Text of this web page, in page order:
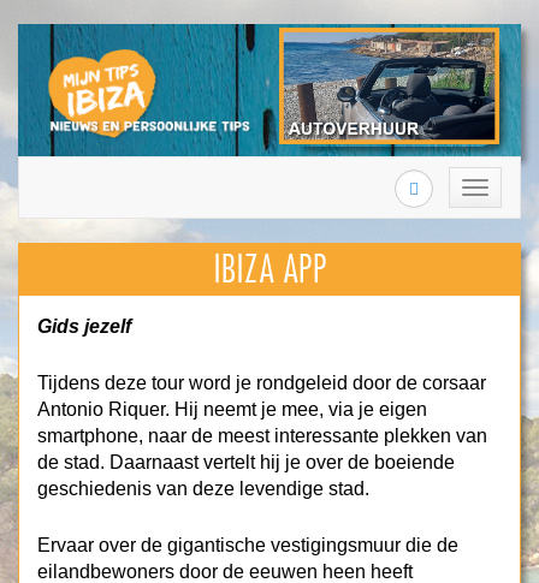
Toggle
navigation
Search
IBIZA APP
Gids jezelf
Tijdens deze tour word je rondgeleid door de corsaar
Antonio Riquer. Hij neemt je mee, via je eigen
smartphone, naar de meest interessante plekken van
de stad. Daarnaast vertelt hij je over de boeiende
geschiedenis van deze levendige stad.
Ervaar over de gigantische vestigingsmuur die de
eilandbewoners door de eeuwen heen heeft